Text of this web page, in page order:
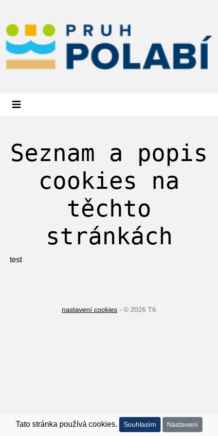
Seznam a popis
cookies na
těchto
stránkách
test
nastavení cookies - © 2026 T6
Tato stránka používá cookies. Souhlasím Nastavení